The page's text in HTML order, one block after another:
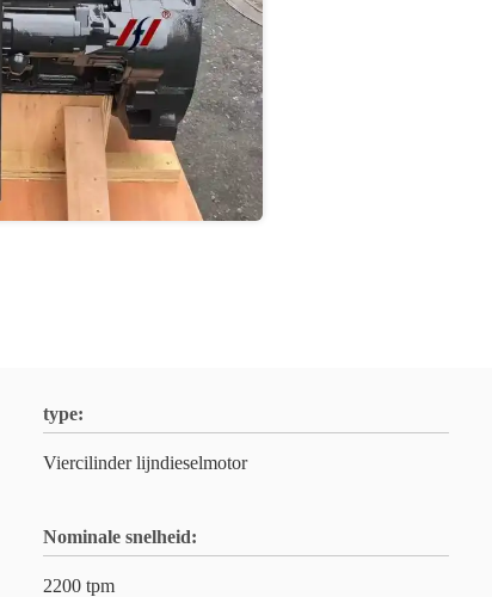
type:
Viercilinder lijndieselmotor
Nominale snelheid:
2200 tpm